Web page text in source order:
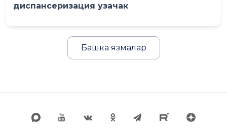
диспансеризация узачак
Башка язмалар